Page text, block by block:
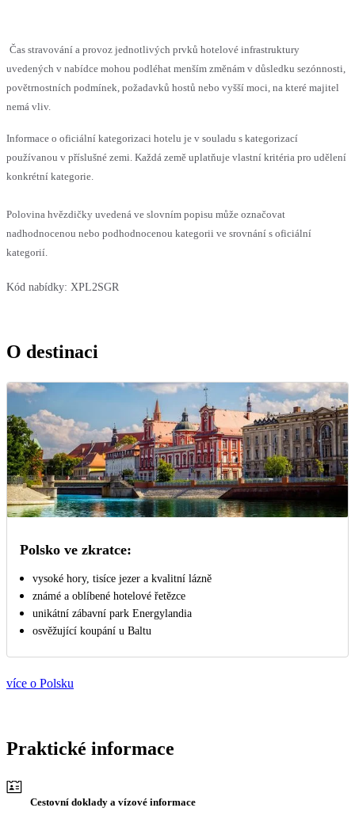
Čas stravování a provoz jednotlivých prvků hotelové infrastruktury
uvedených v nabídce mohou podléhat menším změnám v důsledku sezónnosti,
povětrnostních podmínek, požadavků hostů nebo vyšší moci, na které majitel
nemá vliv.
Informace o oficiální kategorizaci hotelu je v souladu s kategorizací
používanou v příslušné zemi. Každá země uplatňuje vlastní kritéria pro udělení
konkrétní kategorie.
Polovina hvězdičky uvedená ve slovním popisu může označovat
nadhodnocenou nebo podhodnocenou kategorii ve srovnání s oficiální
kategorií.
Kód nabídky: XPL2SGR
O destinaci
Polsko ve zkratce:
vysoké hory, tisíce jezer a kvalitní lázně
známé a oblíbené hotelové řetězce
unikátní zábavní park Energylandia
osvěžující koupání u Baltu
více o Polsku
Praktické informace
Cestovní doklady a vízové informace